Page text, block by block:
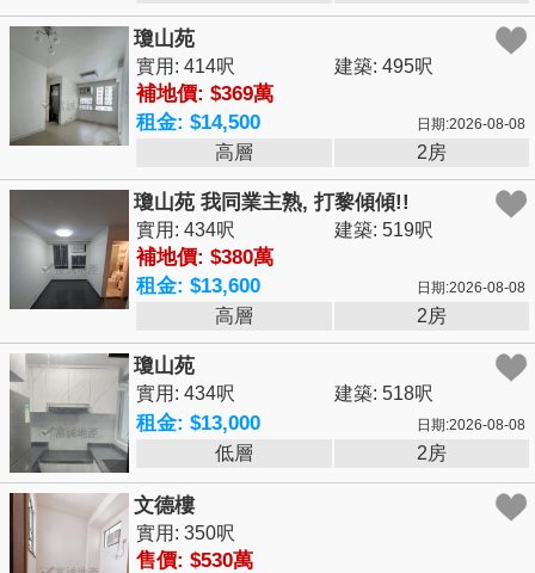
瓊山苑
實用: 414呎 建築: 495呎
補地價: $369萬
租金: $14,500
日期:2026-08-08
高層 2房
瓊山苑 我同業主熟, 打黎傾傾!!
實用: 434呎 建築: 519呎
補地價: $380萬
租金: $13,600
日期:2026-08-08
高層 2房
瓊山苑
實用: 434呎 建築: 518呎
租金: $13,000 日期:2026-08-08
低層 2房
文德樓
實用: 350呎
售價: $530萬